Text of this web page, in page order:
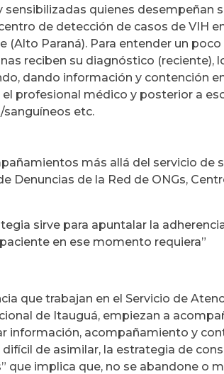
quienes desempeñan
de detección de casos de VIH
(Alto Paraná). Para entender un poco
reciben su diagnóstico (reciente),
dando información y contención
profesional médico y posterior a
etc.
más allá del servicio de
Denuncias de la Red de ONGs,
sirve para apuntalar la
en ese momento requiera”
que trabajan en el Servicio de
de Itauguá, empiezan a
información, acompañamiento y
de asimilar, la estrategia de
que implica que, no se abandone o